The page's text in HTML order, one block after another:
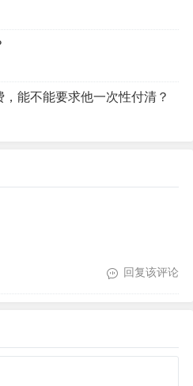
能不能要求他一次性付清？
回复该评论